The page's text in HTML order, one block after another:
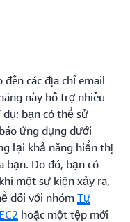
các địa chỉ email
này hỗ trợ nhiều
bạn có thể sử
ứng dụng dưới
lại khả năng hiển thị
bạn. Do đó, bạn có
một sự kiện xảy ra,
đối với nhóm Tự
hoặc một tệp mới